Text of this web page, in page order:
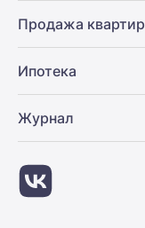
Продажа квартир
Ипотека
Журнал